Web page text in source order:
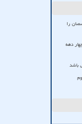
را
دهه
باشد